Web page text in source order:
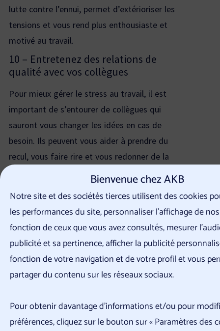
Bienvenue chez AKB
Notre site et des sociétés tierces utilisent des cookies
les performances du site, personnaliser l’affichage de
fonction de ceux que vous avez consultés, mesurer
publicité et sa pertinence, afficher la publicité
fonction de votre navigation et de votre profil et vous
partager du contenu sur les réseaux sociaux.
Pour obtenir davantage d'informations et/ou pour
préférences, cliquez sur le bouton sur « Paramètres des
lutte contre l’ennui, permet d’extérioriser les
tensions et vous rend plus enthousiaste et
motivé au travail.
10 – Entretenez des relations de
qualité avec vos collègues
Pour mieux gérer le stress au travail, il est
important de s’entourer de collègues qui
sauront vous changer les idées en cas de
besoin. Ils peuvent vous aider à prendre du
recul, vous faire rire et vous redonner de la
motivation. Pour construire ce type de relation,
travail, en allant boire un verre ou en pratiquant
11 – Déléguez pour mieux gérer le
stress au travail
une bonne option pour éviter de se sentir
stressé, il est également possible de déléguer